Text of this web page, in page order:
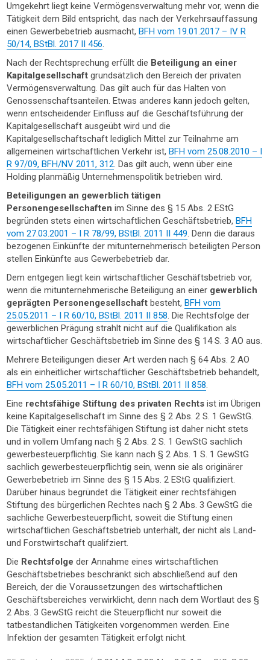
Umgekehrt liegt keine Vermögensverwaltung mehr vor, wenn die
Tätigkeit dem Bild entspricht, das nach der Verkehrsauffassung
einen Gewerbebetrieb ausmacht,BFH vom 19.01.2017 – IV R
50/14, BStBl. 2017 II 456.
Nach der Rechtsprechung erfüllt die Beteiligung an einer
Kapitalgesellschaftgrundsätzlich den Bereich der privaten
Vermögensverwaltung. Das gilt auch für das Halten von
Genossenschaftsanteilen. Etwas anderes kann jedoch gelten,
wenn entscheidender Einfluss auf die Geschäftsführung der
Kapitalgesellschaft ausgeübt wird und die
Kapitalgesellschaftschaft lediglich Mittel zur Teilnahme am
allgemeinen wirtschaftlichen Verkehr ist,BFH vom 25.08.2010 – I
R 97/09, BFH/NV 2011, 312. Das gilt auch, wenn über eine
Holding planmäßig Unternehmenspolitik betrieben wird.
Beteiligungen an gewerblich tätigen
Personengesellschaftenim Sinne des § 15 Abs. 2 EStG
begründen stets einen wirtschaftlichen Geschäftsbetrieb,BFH
vom 27.03.2001 – I R 78/99, BStBl. 2011 II 449. Denn die daraus
bezogenen Einkünfte der mitunternehmerisch beteiligten Person
stellen Einkünfte aus Gewerbebetrieb dar.
Dem entgegen liegt kein wirtschaftlicher Geschäftsbetrieb vor,
wenn die mitunternehmerische Beteiligung an einer gewerblich
geprägten Personengesellschaftbesteht,BFH vom
25.05.2011 – I R 60/10, BStBl. 2011 II 858. Die Rechtsfolge der
gewerblichen Prägung strahlt nicht auf die Qualifikation als
wirtschaftlicher Geschäftsbetrieb im Sinne des § 14 S. 3 AO aus.
Mehrere Beteiligungen dieser Art werden nach § 64 Abs. 2 AO
als ein einheitlicher wirtschaftlicher Geschäftsbetrieb behandelt,
BFH vom 25.05.2011 – I R 60/10, BStBl. 2011 II 858.
Eine rechtsfähige Stiftung des privaten Rechts ist im Übrigen
keine Kapitalgesellschaft im Sinne des § 2 Abs. 2 S. 1 GewStG.
Die Tätigkeit einer rechtsfähigen Stiftung ist daher nicht stets
und in vollem Umfang nach § 2 Abs. 2 S. 1 GewStG sachlich
gewerbesteuerpflichtig. Sie kann nach § 2 Abs. 1 S. 1 GewStG
sachlich gewerbesteuerpflichtig sein, wenn sie als originärer
Gewerbebetrieb im Sinne des § 15 Abs. 2 EStG qualifiziert.
Darüber hinaus begründet die Tätigkeit einer rechtsfähigen
Stiftung des bürgerlichen Rechtes nach § 2 Abs. 3 GewStG die
sachliche Gewerbesteuerpflicht, soweit die Stiftung einen
wirtschaftlichen Geschäftsbetrieb unterhält, der nicht als Land-
und Forstwirtschaft qualifziert.
Die Rechtsfolgeder Annahme eines wirtschaftlichen
Geschäftsbetriebes beschränkt sich abschließend auf den
Bereich, der die Voraussetzungen des wirtschaftlichen
Geschäftsbereiches verwirklicht, denn nach dem Wortlaut des §
2 Abs. 3 GewStG reicht die Steuerpflicht nur soweit die
tatbestandlichen Tätigkeiten vorgenommen werden. Eine
Infektion der gesamten Tätigkeit erfolgt nicht.